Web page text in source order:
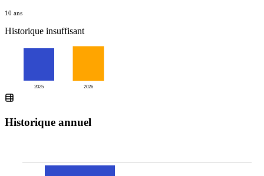
10 ans
Historique insuffisant
2025 2026
Historique annuel